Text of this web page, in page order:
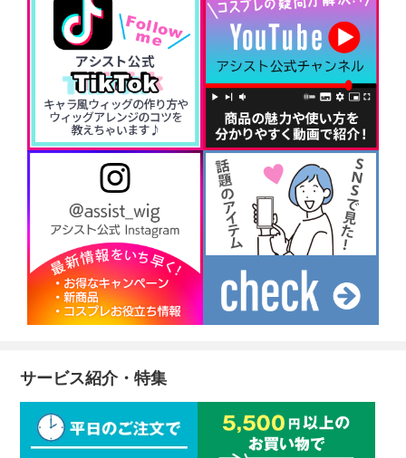
サービス紹介・特集